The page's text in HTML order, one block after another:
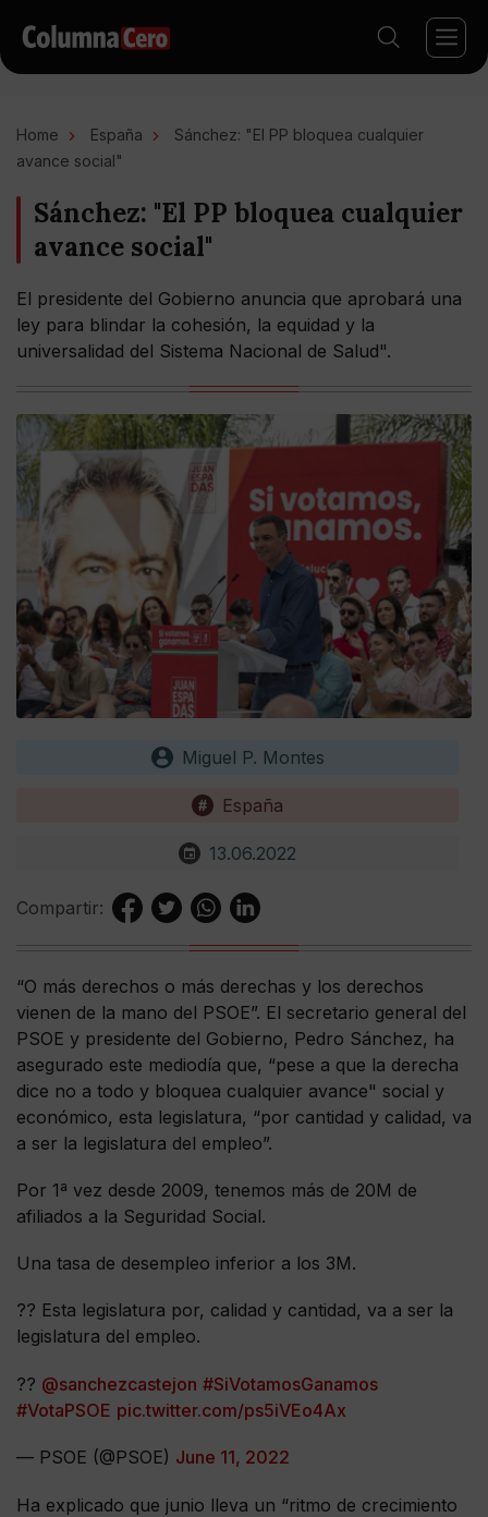
Home España
Sánchez: "El PP bloquea cualquier
avance social"
Sánchez: "El PP bloquea cualquier
avance social"
El presidente del Gobierno anuncia que aprobará una
ley para blindar la cohesión, la equidad y la
universalidad del Sistema Nacional de Salud".
Miguel P. Montes
España
13.06.2022
Compartir:
“O más derechos o más derechas y los derechos
vienen de la mano del PSOE”. El secretario general del
PSOE y presidente del Gobierno, Pedro Sánchez, ha
asegurado este mediodía que, “pese a que la derecha
dice no a todo y bloquea cualquier avance" social y
económico, esta legislatura, “por cantidad y calidad, va
a ser la legislatura del empleo”.
Por 1ª vez desde 2009, tenemos más de 20M de
afiliados a la Seguridad Social.
Una tasa de desempleo inferior a los 3M.
?? Esta legislatura por, calidad y cantidad, va a ser la
legislatura del empleo.
?? @sanchezcastejon #SiVotamosGanamos
#VotaPSOE pic.twitter.com/ps5iVEo4Ax
— PSOE (@PSOE) June 11, 2022
Ha explicado que junio lleva un “ritmo de crecimiento